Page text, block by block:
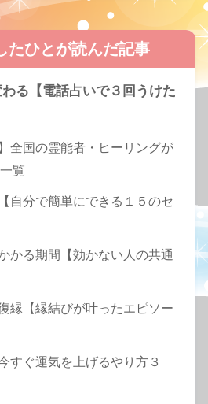
たひとが読んだ記事
る【電話占いで３回うけた
全国の霊能者・ヒーリングが
覧
自分で簡単にできる１５のセ
かる期間【効かない人の共通
縁【縁結びが叶ったエピソー
すぐ運気を上げるやり方３